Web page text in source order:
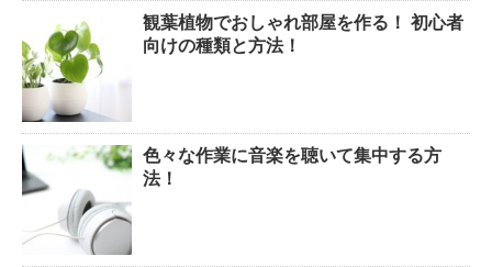
観葉植物でおしゃれ部屋を作る！ 初心者
向けの種類と方法！
色々な作業に音楽を聴いて集中する方
法！